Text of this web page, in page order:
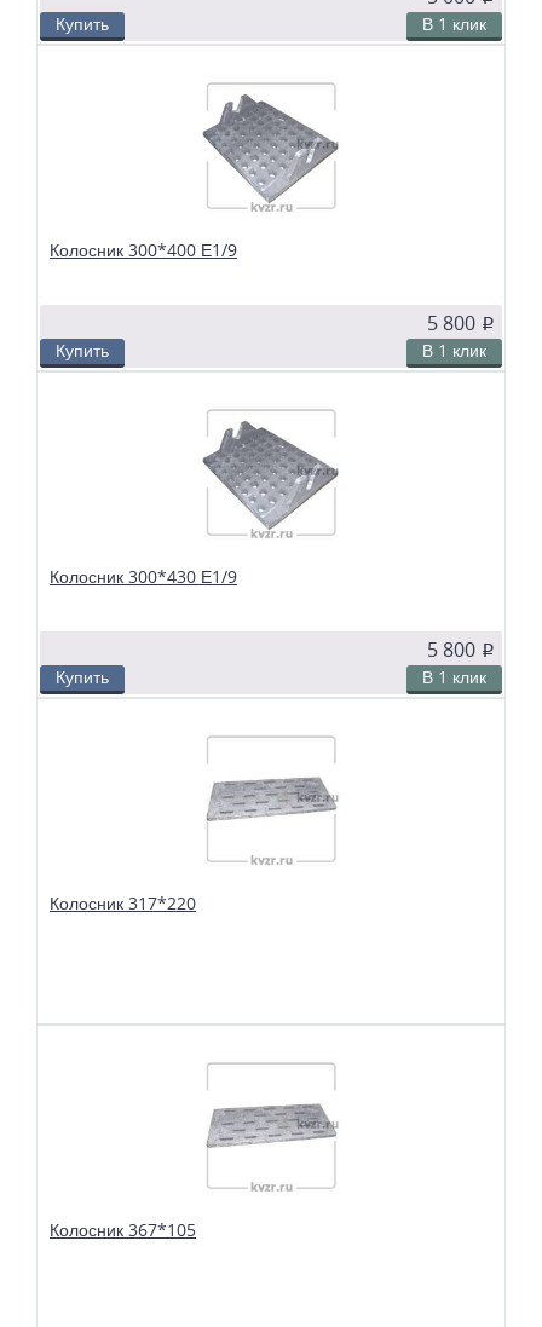
Купить В 1 клик
Колосники чугунные 300*220 Е1/9 применяются в слоевых топках
твердотопливных водогрейных и паровых котлов. Чтобы поддерживать в
топке устойчивый слой горящего топлива, дров, угля или брикетов, из
колосников собираются колосниковые решетки.
Колосник 300*400 Е1/9
5 800 p
Купить В 1 клик
Колосники чугунные 300*400 Е1/9 применяются в слоевых топках
твердотопливных водогрейных и паровых котлов. Чтобы поддерживать в
топке устойчивый слой горящего топлива, дров, угля или брикетов, из
колосников собираются колосниковые решетки.
Колосник 300*430 Е1/9
5 800 p
Купить В 1 клик
твердотопливных водогрейных и паровых котлов. Чтобы поддерживать в
топке устойчивый слой горящего топлива, дров, угля или брикетов, из
колосников собираются колосниковые решетки.
Колосник 317*220
твердотопливных водогрейных и паровых котлов. Чтобы поддерживать в
топке устойчивый слой горящего топлива, дров, угля или брикетов, из
колосников собираются колосниковые решетки.
Колосник 367*105